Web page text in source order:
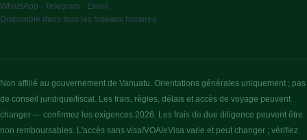
WhatsApp · Telegram · Email
Disponible dans tous les fuseaux horaires
Non affilié au gouvernement de Vanuatu. Orientations générales uniquement ; pas
de conseil juridique/fiscal. Les frais, règles, délais et accès de voyage peuvent
changer — confirmez les exigences 2026. Les frais de due diligence peuvent être
non remboursables. L'accès sans visa/VOA/eVisa varie et peut changer ; vérifiez